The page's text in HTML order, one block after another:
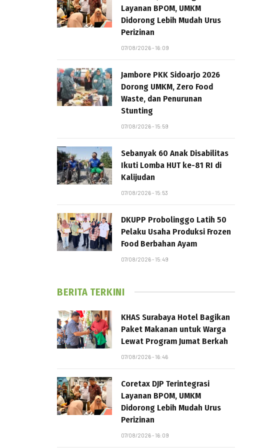
Layanan BPOM, UMKM
Didorong Lebih Mudah Urus
Perizinan
07/08/2026 - 16:09
Jambore PKK Sidoarjo 2026
Dorong UMKM, Zero Food
Waste, dan Penurunan
Stunting
07/08/2026 - 15:59
Sebanyak 60 Anak Disabilitas
Ikuti Lomba HUT ke-81 RI di
Kalijudan
07/08/2026 - 15:53
DKUPP Probolinggo Latih 50
Pelaku Usaha Produksi Frozen
Food Berbahan Ayam
07/08/2026 - 15:49
BERITA TERKINI
KHAS Surabaya Hotel Bagikan
Paket Makanan untuk Warga
Lewat Program Jumat Berkah
07/08/2026 - 16:46
Coretax DJP Terintegrasi
Layanan BPOM, UMKM
Didorong Lebih Mudah Urus
Perizinan
07/08/2026 - 16:09